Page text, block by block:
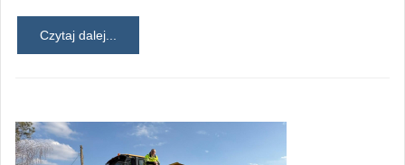
Czytaj dalej...